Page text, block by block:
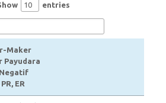
entries
Maker
Payudara
ER